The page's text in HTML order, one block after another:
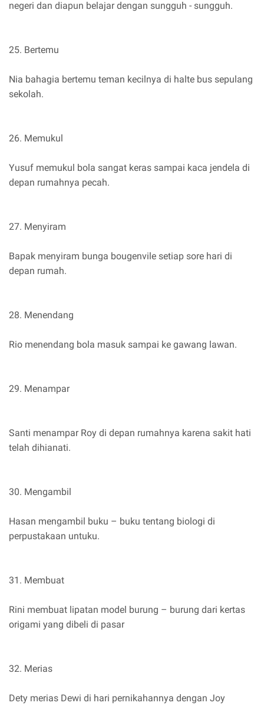
negeri dan diapun belajar dengan sungguh - sungguh.
25. Bertemu
Nia bahagia bertemu teman kecilnya di halte bus sepulang
sekolah.
26. Memukul
Yusuf memukul bola sangat keras sampai kaca jendela di
depan rumahnya pecah.
27. Menyiram
Bapak menyiram bunga bougenvile setiap sore hari di
depan rumah.
28. Menendang
Rio menendang bola masuk sampai ke gawang lawan.
29. Menampar
Santi menampar Roy di depan rumahnya karena sakit hati
telah dihianati.
30. Mengambil
Hasan mengambil buku – buku tentang biologi di
perpustakaan untuku.
31. Membuat
Rini membuat lipatan model burung – burung dari kertas
origami yang dibeli di pasar
32. Merias
Dety merias Dewi di hari pernikahannya dengan Joy